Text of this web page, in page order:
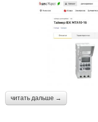
читать дальше →